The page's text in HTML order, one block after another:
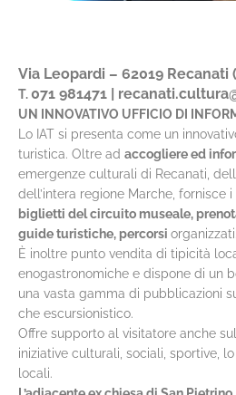
Via Leopardi – 62019 Recanati
T.071 981471 |
UN INNOVATIVO UFFICIO DI
Lo IAT si presenta come un
turistica. Oltre ad accogliere ed
emergenze culturali di Recanati,
dell’intera regione Marche, fornisce i
biglietti del circuito museale,
guide turistiche, percorsi organizzati.
È inoltre punto vendita di tipicità
enogastronomiche e dispone di un
una vasta gamma di pubblicazioni
che escursionistico.
Offre supporto al visitatore anche
iniziative culturali, sociali, sportive,
locali.